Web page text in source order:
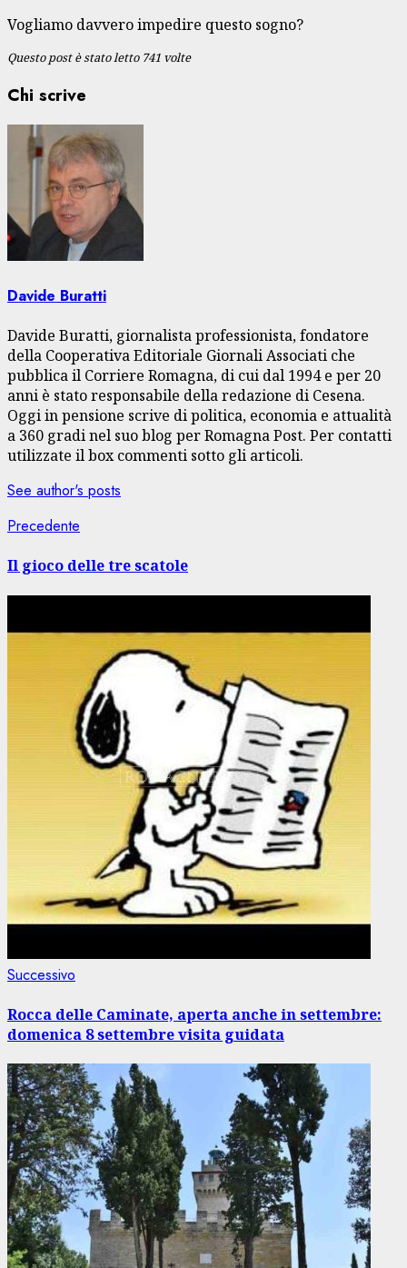
Vogliamo davvero impedire questo sogno?
Questo post è stato letto 741 volte
Chi scrive
Davide Buratti
Davide Buratti, giornalista professionista, fondatore
della Cooperativa Editoriale Giornali Associati che
pubblica il Corriere Romagna, di cui dal 1994 e per 20
anni è stato responsabile della redazione di Cesena.
Oggi in pensione scrive di politica, economia e attualità
a 360 gradi nel suo blog per Romagna Post. Per contatti
utilizzate il box commenti sotto gli articoli.
See author's posts
Navigazione
articolo
Precedente
Il gioco delle tre scatole
Successivo
Rocca delle Caminate, aperta anche in settembre:
domenica 8 settembre visita guidata